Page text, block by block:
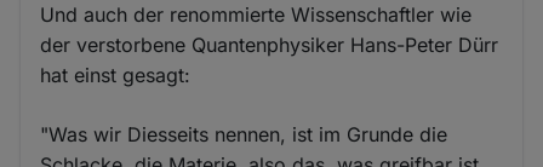
Und auch der renommierte Wissenschaftler wie
der verstorbene Quantenphysiker Hans-Peter Dürr
hat einst gesagt:
"Was wir Diesseits nennen, ist im Grunde die